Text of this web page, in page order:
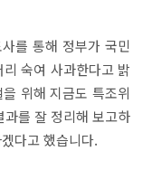
를 통해 정부가 국민
숙여 사과한다고 밝
위해 지금도 특조위
를 잘 정리해 보고하
다고 했습니다.